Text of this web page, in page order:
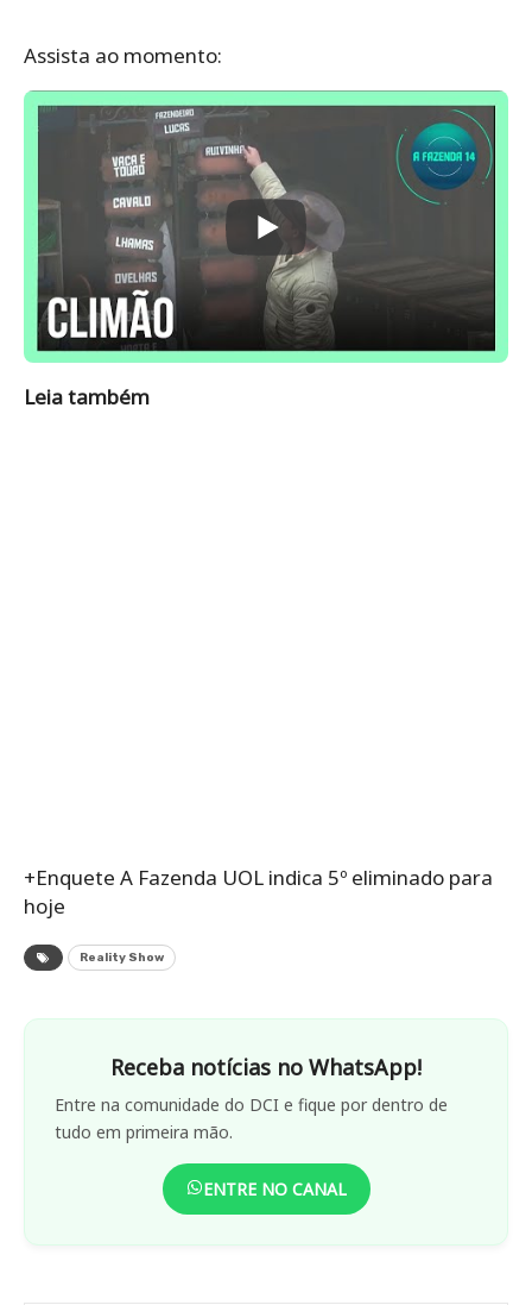
Assista ao momento:
Leia também
+Enquete A Fazenda UOL indica 5º eliminado para
hoje
Reality Show
Receba notícias no WhatsApp!
Entre na comunidade do DCI e fique por dentro de
tudo em primeira mão.
ENTRE NO CANAL